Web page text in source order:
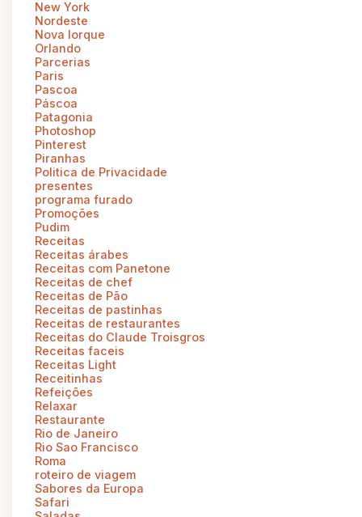
New York
Nordeste
Nova Iorque
Orlando
Parcerias
Paris
Pascoa
Páscoa
Patagonia
Photoshop
Pinterest
Piranhas
Politica de Privacidade
presentes
programa furado
Promoções
Pudim
Receitas
Receitas árabes
Receitas com Panetone
Receitas de chef
Receitas de Pão
Receitas de pastinhas
Receitas de restaurantes
Receitas do Claude Troisgros
Receitas faceis
Receitas Light
Receitinhas
Refeições
Relaxar
Restaurante
Rio de Janeiro
Rio Sao Francisco
Roma
roteiro de viagem
Sabores da Europa
Safari